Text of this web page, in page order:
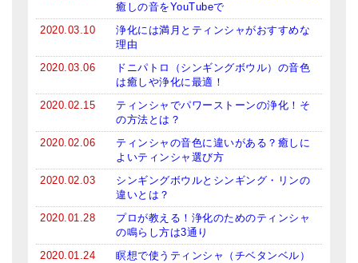
癒しの音をYouTubeで
2020.03.10
浄化には満月とティンシャがおすすめな
理由
2020.03.06
ドニパトロ（シンギングボウル）の音色
は癒しや浄化に最適！
2020.02.15
ティンシャでパワーストーンの浄化！そ
の方法とは？
2020.02.06
ティンシャの音色に違いがある？癒しに
よいティンシャ選び方
2020.02.03
シンギングボウルとシンギング・リンの
違いとは？
2020.01.28
プロが教える！浄化のためのティンシャ
の鳴らし方は3通り
2020.01.24
瞑想で使うティンシャ（チベタンベル）